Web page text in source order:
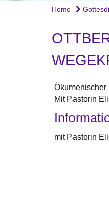
Home
Ökumenischer
Mit Pastorin
mit Pastorin